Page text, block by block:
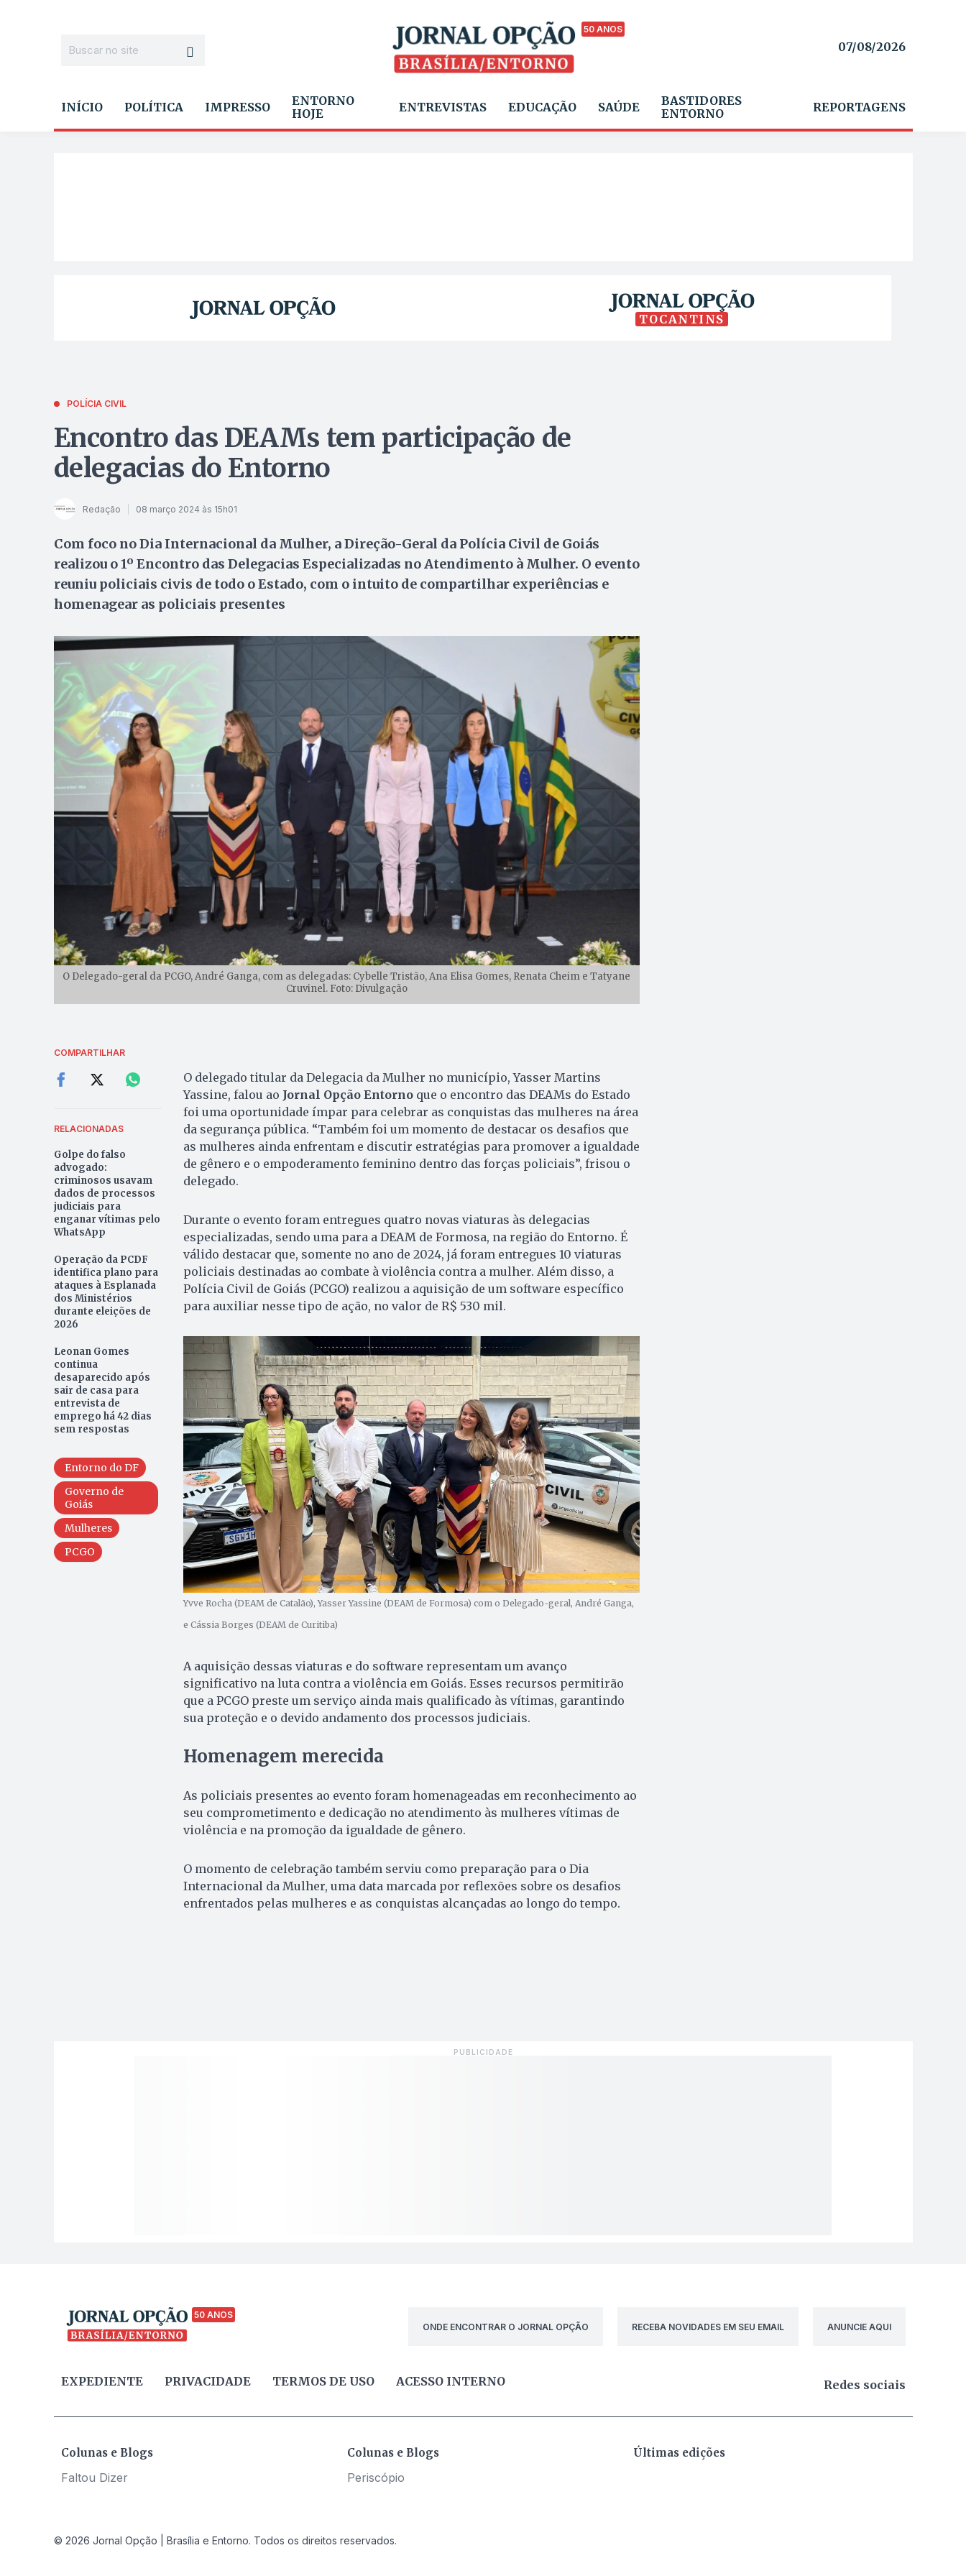
50 ANOS
07/08/2026
INÍCIO POLÍTICA IMPRESSO
ENTORNO
HOJE
ENTREVISTAS EDUCAÇÃO SAÚDE
BASTIDORES
ENTORNO
REPORTAGENS
TOCANTINS
POLÍCIA CIVIL
Encontro das DEAMs tem participação de
delegacias do Entorno
Redação 08 março 2024 às 15h01
Com foco no Dia Internacional da Mulher, a Direção-Geral da Polícia Civil de Goiás
realizou o 1º Encontro das Delegacias Especializadas no Atendimento à Mulher. O evento
reuniu policiais civis de todo o Estado, com o intuito de compartilhar experiências e
homenagear as policiais presentes
O Delegado-geral da PCGO, André Ganga, com as delegadas: Cybelle Tristão, Ana Elisa Gomes, Renata Cheim e Tatyane
Cruvinel. Foto: Divulgação
COMPARTILHAR
RELACIONADAS
Golpe do falso
advogado:
criminosos usavam
dados de processos
judiciais para
enganar vítimas pelo
WhatsApp
Operação da PCDF
identifica plano para
ataques à Esplanada
dos Ministérios
durante eleições de
2026
Leonan Gomes
continua
desaparecido após
sair de casa para
entrevista de
emprego há 42 dias
sem respostas
Entorno do DF
Governo de
Goiás
Mulheres
PCGO
O delegado titular da Delegacia da Mulher no município, Yasser Martins
Yassine, falou ao Jornal Opção Entornoque o encontro das DEAMs do Estado
foi uma oportunidade ímpar para celebrar as conquistas das mulheres na área
da segurança pública. “Também foi um momento de destacar os desafios que
as mulheres ainda enfrentam e discutir estratégias para promover a igualdade
de gênero e o empoderamento feminino dentro das forças policiais”, frisou o
delegado.
Durante o evento foram entregues quatro novas viaturas às delegacias
especializadas, sendo uma para a DEAM de Formosa, na região do Entorno. É
válido destacar que, somente no ano de 2024, já foram entregues 10 viaturas
policiais destinadas ao combate à violência contra a mulher. Além disso, a
Polícia Civil de Goiás (PCGO) realizou a aquisição de um software específico
para auxiliar nesse tipo de ação, no valor de R$ 530 mil.
Yvve Rocha (DEAM de Catalão), Yasser Yassine (DEAM de Formosa) com o Delegado-geral, André Ganga,
e Cássia Borges (DEAM de Curitiba)
A aquisição dessas viaturas e do software representam um avanço
significativo na luta contra a violência em Goiás. Esses recursos permitirão
que a PCGO preste um serviço ainda mais qualificado às vítimas, garantindo
sua proteção e o devido andamento dos processos judiciais.
Homenagem merecida
As policiais presentes ao evento foram homenageadas em reconhecimento ao
seu comprometimento e dedicação no atendimento às mulheres vítimas de
violência e na promoção da igualdade de gênero.
O momento de celebração também serviu como preparação para o Dia
Internacional da Mulher, uma data marcada por reflexões sobre os desafios
enfrentados pelas mulheres e as conquistas alcançadas ao longo do tempo.
50 ANOS
ONDE ENCONTRAR O JORNAL OPÇÃO
RECEBA NOVIDADES EM SEU EMAIL ANUNCIE AQUI
EXPEDIENTE PRIVACIDADE TERMOS DE USO ACESSO INTERNO Redes sociais
Colunas e Blogs
Faltou Dizer
Colunas e Blogs
Periscópio
Últimas edições
© 2026 Jornal Opção | Brasília e Entorno. Todos os direitos reservados.